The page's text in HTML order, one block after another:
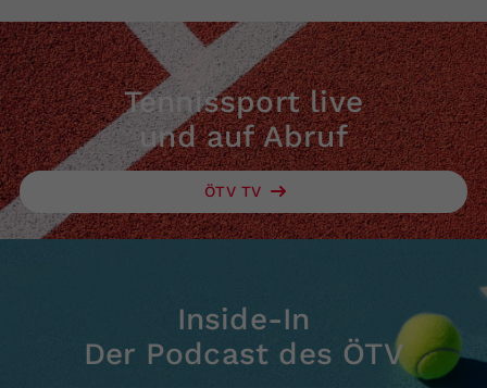
Tennissport live
und auf Abruf
ÖTV TV
Inside-In
Der Podcast des ÖTV